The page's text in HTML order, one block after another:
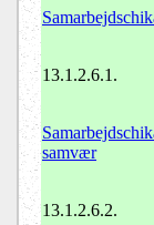
13.1.2.6.1.
samvær
13.1.2.6.2.